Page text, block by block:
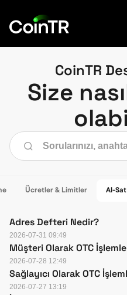
CoinTR
Size
Ücretler & Limitler Al-
Adres Defteri Nedir?
2026-07-31 09:49
Müşteri Olarak OTC
2026-07-28 12:49
Sağlayıcı Olarak OTC
2026-07-27 13:19